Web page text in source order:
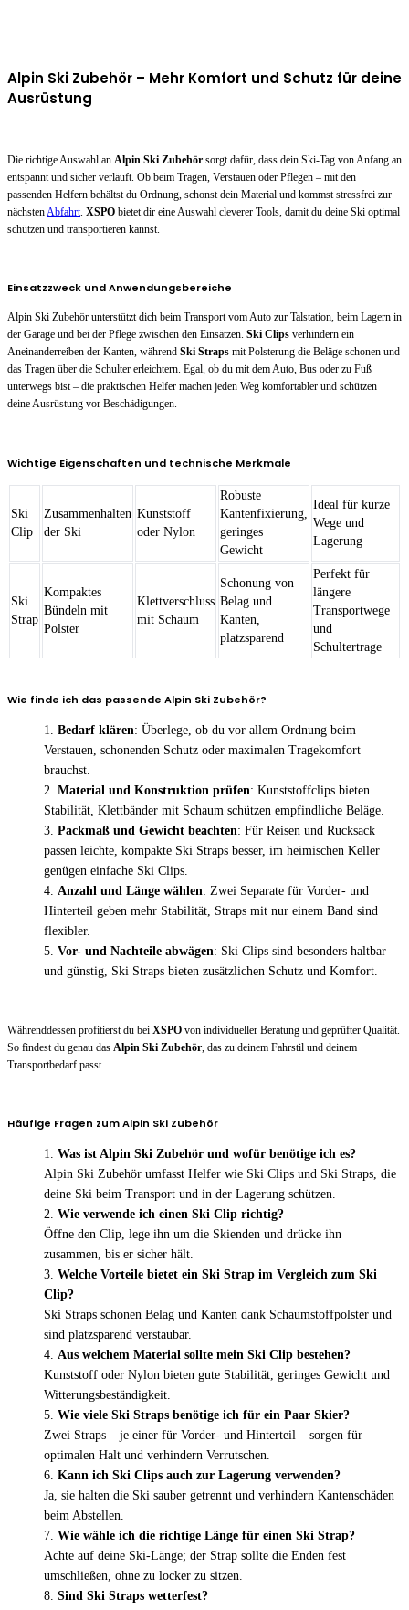
Alpin Ski Zubehör – Mehr Komfort und Schutz für deine
Ausrüstung
Die richtige Auswahl an Alpin Ski Zubehör sorgt dafür, dass dein Ski-Tag von Anfang an
entspannt und sicher verläuft. Ob beim Tragen, Verstauen oder Pflegen – mit den
passenden Helfern behältst du Ordnung, schonst dein Material und kommst stressfrei zur
nächstenAbfahrt. XSPO bietet dir eine Auswahl cleverer Tools, damit du deine Ski optimal
schützen und transportieren kannst.
Einsatzzweck und Anwendungsbereiche
Alpin Ski Zubehör unterstützt dich beim Transport vom Auto zur Talstation, beim Lagern in
der Garage und bei der Pflege zwischen den Einsätzen. Ski Clips verhindern ein
Aneinanderreiben der Kanten, während Ski Straps mit Polsterung die Beläge schonen und
das Tragen über die Schulter erleichtern. Egal, ob du mit dem Auto, Bus oder zu Fuß
unterwegs bist – die praktischen Helfer machen jeden Weg komfortabler und schützen
deine Ausrüstung vor Beschädigungen.
Wichtige Eigenschaften und technische Merkmale
Ski
Clip
Zusammenhalten
der Ski
Kunststoff
oder Nylon
Robuste
Kantenfixierung,
geringes
Gewicht
Ideal für kurze
Wege und
Lagerung
Ski
Strap
Kompaktes
Bündeln mit
Polster
Klettverschluss
mit Schaum
Schonung von
Belag und
Kanten,
platzsparend
Perfekt für
längere
Transportwege
und
Schultertrage
Wie finde ich das passende Alpin Ski Zubehör?
Bedarf klären: Überlege, ob du vor allem Ordnung beim
Verstauen, schonenden Schutz oder maximalen Tragekomfort
brauchst.
Material und Konstruktion prüfen: Kunststoffclips bieten
Stabilität, Klettbänder mit Schaum schützen empfindliche Beläge.
Packmaß und Gewicht beachten: Für Reisen und Rucksack
passen leichte, kompakte Ski Straps besser, im heimischen Keller
genügen einfache Ski Clips.
Anzahl und Länge wählen: Zwei Separate für Vorder- und
Hinterteil geben mehr Stabilität, Straps mit nur einem Band sind
flexibler.
Vor- und Nachteile abwägen: Ski Clips sind besonders haltbar
und günstig, Ski Straps bieten zusätzlichen Schutz und Komfort.
Währenddessen profitierst du bei XSPO von individueller Beratung und geprüfter Qualität.
So findest du genau das Alpin Ski Zubehör , das zu deinem Fahrstil und deinem
Transportbedarf passt.
Häufige Fragen zum Alpin Ski Zubehör
Was ist Alpin Ski Zubehör und wofür benötige ich es?
Alpin Ski Zubehör umfasst Helfer wie Ski Clips und Ski Straps, die
deine Ski beim Transport und in der Lagerung schützen.
Wie verwende ich einen Ski Clip richtig?
Öffne den Clip, lege ihn um die Skienden und drücke ihn
zusammen, bis er sicher hält.
Welche Vorteile bietet ein Ski Strap im Vergleich zum Ski
Clip?
Ski Straps schonen Belag und Kanten dank Schaumstoffpolster und
sind platzsparend verstaubar.
Aus welchem Material sollte mein Ski Clip bestehen?
Kunststoff oder Nylon bieten gute Stabilität, geringes Gewicht und
Witterungsbeständigkeit.
Wie viele Ski Straps benötige ich für ein Paar Skier?
Zwei Straps – je einer für Vorder- und Hinterteil – sorgen für
optimalen Halt und verhindern Verrutschen.
Kann ich Ski Clips auch zur Lagerung verwenden?
Ja, sie halten die Ski sauber getrennt und verhindern Kantenschäden
beim Abstellen.
Wie wähle ich die richtige Länge für einen Ski Strap?
Achte auf deine Ski-Länge; der Strap sollte die Enden fest
umschließen, ohne zu locker zu sitzen.
Sind Ski Straps wetterfest?